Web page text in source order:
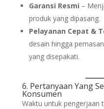
Garansi Resmi –
produk yang dipasang.
Pelayanan Cepat &
desain hingga
yang disepakati.
6. Pertanyaan Yang
Konsumen
Waktu untuk pengerjaan